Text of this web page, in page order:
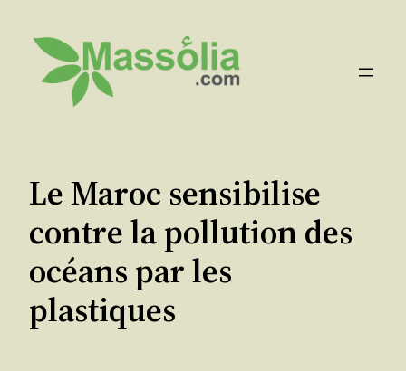
contenu
Le Maroc sensibilise
contre la pollution des
océans par les
plastiques